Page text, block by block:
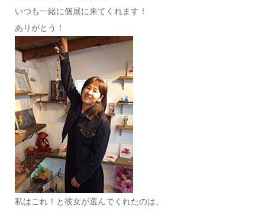
いつも一緒に個展に来てくれます！
ありがとう！
私はこれ！と彼女が選んでくれたのは、